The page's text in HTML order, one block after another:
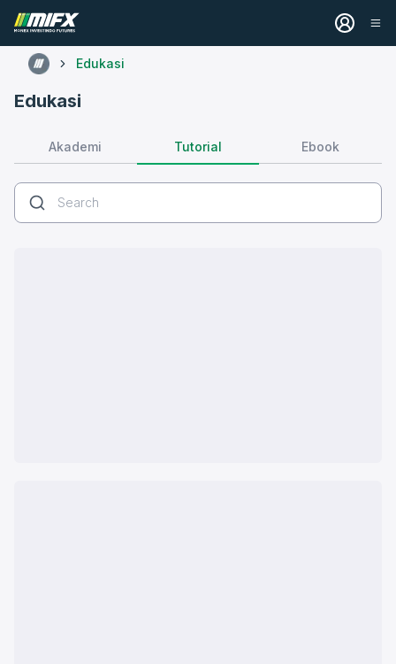
Edukasi
Edukasi
Akademi Tutorial Ebook